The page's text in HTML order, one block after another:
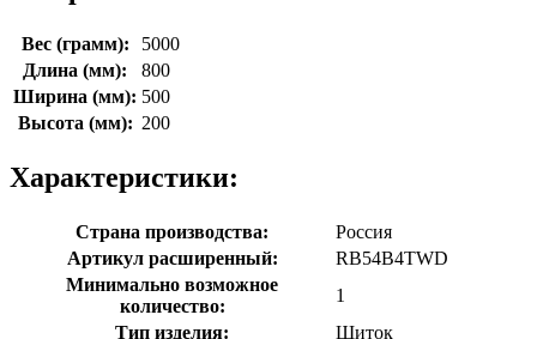
Вес (грамм):
5000
Длина (мм):
800
Ширина (мм): 500
Высота (мм): 200
Характеристики:
Страна производства:
Россия
Артикул расширенный:
RB54B4TWD
Минимально возможное
количество:
1
Тип изделия:
Щиток